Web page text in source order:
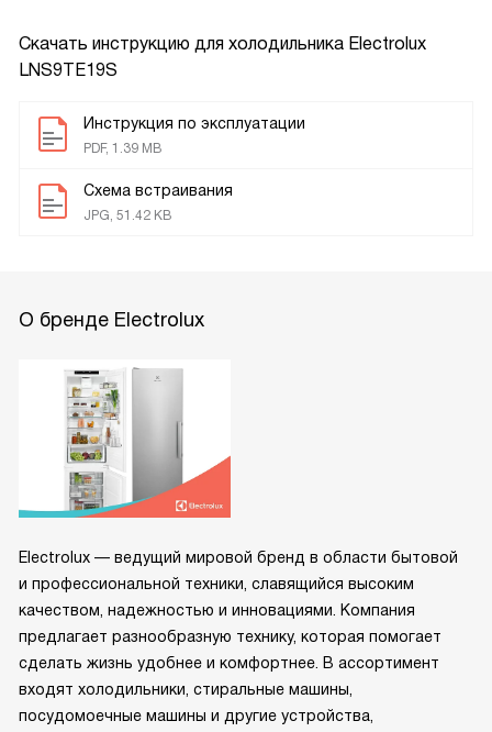
Скачать инструкцию для холодильника Electrolux
LNS9TE19S
Инструкция по эксплуатации
PDF, 1.39 MB
Схема встраивания
JPG, 51.42 KB
О бренде Electrolux
Electrolux — ведущий мировой бренд в области бытовой
и профессиональной техники, славящийся высоким
качеством, надежностью и инновациями. Компания
предлагает разнообразную технику, которая помогает
сделать жизнь удобнее и комфортнее. В ассортимент
входят холодильники, стиральные машины,
посудомоечные машины и другие устройства,